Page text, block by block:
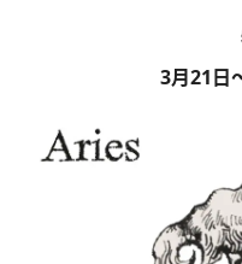
3月21日